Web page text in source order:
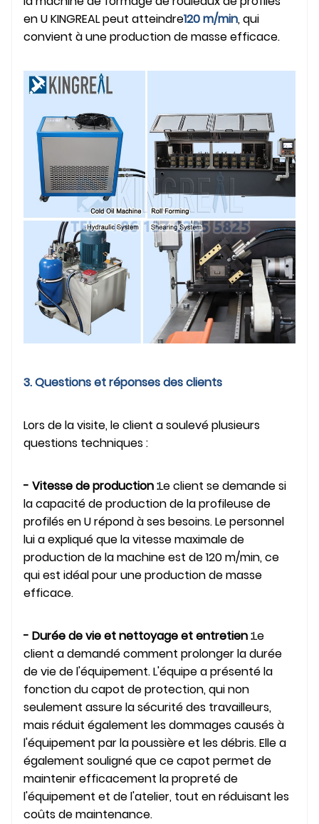
en U KINGREAL peut atteindre120 m/min, qui
convient à une production de masse efficace.
3. Questions et réponses des clients
Lors de la visite, le client a soulevé plusieurs
questions techniques :
- Vitesse de production :Le client se demande si
la capacité de production de la profileuse de
profilés en U répond à ses besoins. Le personnel
lui a expliqué que la vitesse maximale de
production de la machine est de 120 m/min, ce
qui est idéal pour une production de masse
efficace.
- Durée de vie et nettoyage et entretien :Le
client a demandé comment prolonger la durée
de vie de l'équipement. L'équipe a présenté la
fonction du capot de protection, qui non
seulement assure la sécurité des travailleurs,
mais réduit également les dommages causés à
l'équipement par la poussière et les débris. Elle a
également souligné que ce capot permet de
maintenir efficacement la propreté de
l'équipement et de l'atelier, tout en réduisant les
coûts de maintenance.